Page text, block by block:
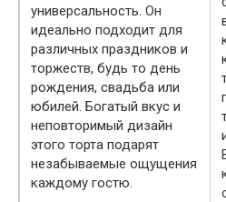
универсальность. Он
идеально подходит для
различных праздников и
торжеств, будь то день
рождения, свадьба или
юбилей. Богатый вкус и
неповторимый дизайн
этого торта подарят
незабываемые ощущения
каждому гостю.